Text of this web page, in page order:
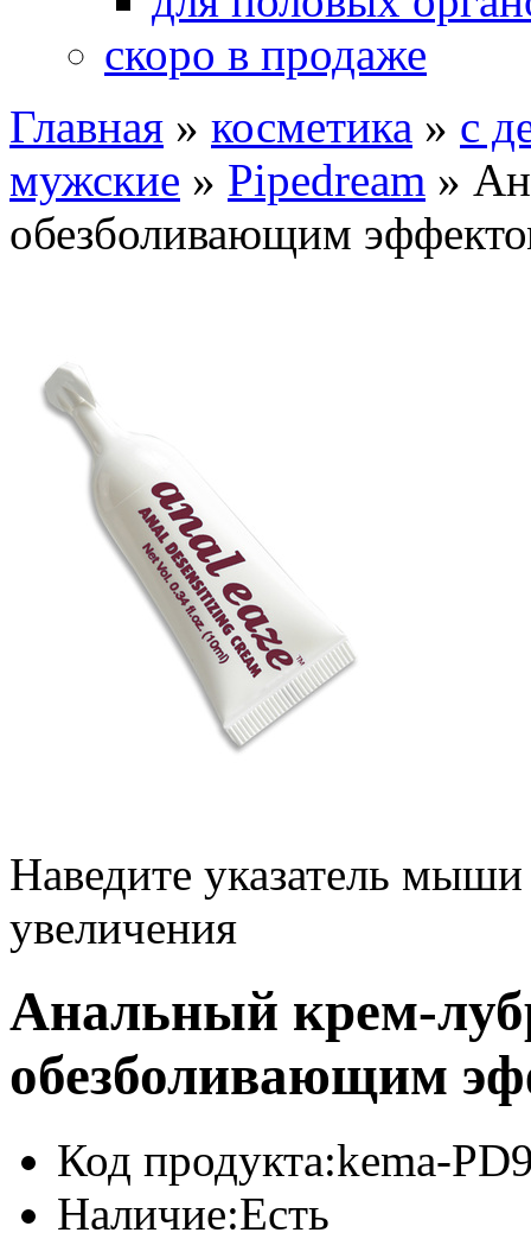
скоро в продаже
Главная » косметика » с
мужские » Pipedream »
обезболивающим
Наведите указатель
увеличения
Анальный крем-
обезболивающим
Код продукта:kema-
Наличие:Есть